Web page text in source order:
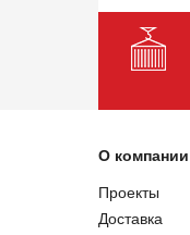
О компании
Проекты
Доставка